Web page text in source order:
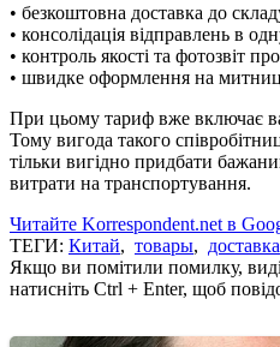
• безкоштовна доставка до
• консолідація відправлень в
• контроль якості та фотозвіт
• швидке оформлення на
При цьому тариф вже включає
Тому вигода такого
тільки вигідно придбати
витрати на транспортування.
Читайте Korrespondent.net в
ТЕГИ: Китай, товары, доставка
Якщо ви помітили помилку,
натисніть Ctrl + Enter, щоб